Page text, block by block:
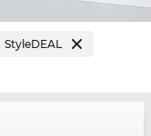
StyleDEAL